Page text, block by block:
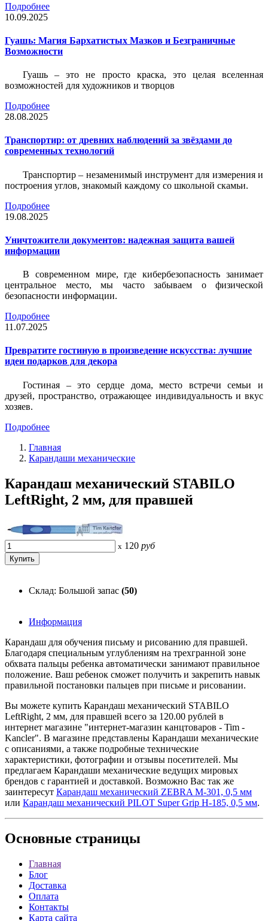
Подробнее
10.09.2025
Гуашь: Магия Бархатистых Мазков и Безграничные
Возможности
Гуашь – это не просто краска, это целая вселенная
возможностей для художников и творцов
Подробнее
28.08.2025
Транспортир: от древних наблюдений за звёздами до
современных технологий
Транспортир – незаменимый инструмент для измерения и
построения углов, знакомый каждому со школьной скамьи.
Подробнее
19.08.2025
Уничтожители документов: надежная защита вашей
информации
В современном мире, где кибербезопасность занимает
центральное место, мы часто забываем о физической
безопасности информации.
Подробнее
11.07.2025
Превратите гостиную в произведение искусства: лучшие
идеи подарков для декора
Гостиная – это сердце дома, место встречи семьи и
друзей, пространство, отражающее индивидуальность и вкус
хозяев.
Подробнее
Главная
Карандаши механические
Карандаш механический STABILO
LeftRight, 2 мм, для правшей
x 120 руб
Склад: Большой запас (50)
Информация
Карандаш для обучения письму и рисованию для правшей.
Благодаря специальным углублениям на трехгранной зоне
обхвата пальцы ребенка автоматически занимают правильное
положение. Ваш ребенок сможет получить и закрепить навык
правильной постановки пальцев при письме и рисовании.
Вы можете купить Карандаш механический STABILO
LeftRight, 2 мм, для правшей всего за 120.00 рублей в
интернет магазине "интернет-магазин канцтоваров - Tim -
Kancler". В магазине представлены Карандаши механические
с описаниями, а также подробные технические
характеристики, фотографии и отзывы посетителей. Мы
предлагаем Карандаши механические ведущих мировых
брендов с гарантией и доставкой. Возможно Вас так же
заинтересут Карандаш механический ZEBRA M-301, 0,5 мм
или Карандаш механический PILOT Super Grip H-185, 0,5 мм.
Основные страницы
Главная
Блог
Доставка
Оплата
Контакты
Карта сайта